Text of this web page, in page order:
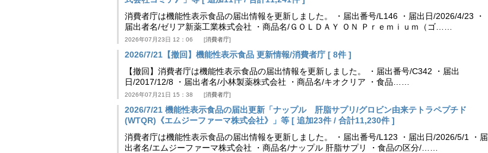
消費者庁は機能性表示食品の届出情報を更新しました。 ・届出番号/L146 ・届出日/2026/4/23 ・
届出者名/ゼリア新薬工業株式会社 ・商品名/ＧＯＬＤＡＹ ＯＮ Ｐｒｅｍｉｕｍ（ゴ……
2026年07月23日 12：06 消費者庁
2026/7/21【撤回】機能性表示食品 更新情報/消費者庁 [ 8件 ]
【撤回】消費者庁は機能性表示食品の届出情報を更新しました。 ・届出番号/C342 ・届出
日/2017/12/8 ・届出者名/小林製薬株式会社 ・商品名/キオクリア ・食品……
2026年07月21日 15：38 消費者庁
2026/7/21 機能性表示食品の届出更新「ナップル 肝脂サプリ/グロビン由来テトラペプチド
(WTQR)《エムジーファーマ株式会社》」等 [ 追加23件 / 合計11,230件 ]
消費者庁は機能性表示食品の届出情報を更新しました。 ・届出番号/L123 ・届出日/2026/5/1 ・届
出者名/エムジーファーマ株式会社 ・商品名/ナップル 肝脂サプリ ・食品の区分/……